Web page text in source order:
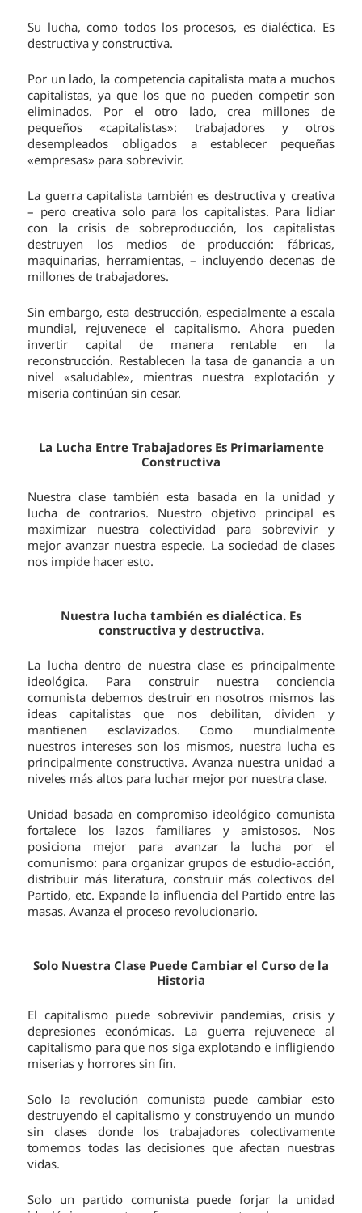
Su lucha, como todos los procesos, es dialéctica. Es
destructiva y constructiva.
Por un lado, la competencia capitalista mata a muchos
capitalistas, ya que los que no pueden competir son
eliminados. Por el otro lado, crea millones de
pequeños «capitalistas»: trabajadores y otros
desempleados obligados a establecer pequeñas
«empresas» para sobrevivir.
La guerra capitalista también es destructiva y creativa
– pero creativa solo para los capitalistas. Para lidiar
con la crisis de sobreproducción, los capitalistas
destruyen los medios de producción: fábricas,
maquinarias, herramientas, – incluyendo decenas de
millones de trabajadores.
Sin embargo, esta destrucción, especialmente a escala
mundial, rejuvenece el capitalismo. Ahora pueden
invertir capital de manera rentable en la
reconstrucción. Restablecen la tasa de ganancia a un
nivel «saludable», mientras nuestra explotación y
miseria continúan sin cesar.
La Lucha Entre Trabajadores Es Primariamente
Constructiva
Nuestra clase también esta basada en la unidad y
lucha de contrarios. Nuestro objetivo principal es
maximizar nuestra colectividad para sobrevivir y
mejor avanzar nuestra especie. La sociedad de clases
nos impide hacer esto.
Nuestra lucha también es dialéctica. Es
constructiva y destructiva.
La lucha dentro de nuestra clase es principalmente
ideológica. Para construir nuestra conciencia
comunista debemos destruir en nosotros mismos las
ideas capitalistas que nos debilitan, dividen y
mantienen esclavizados. Como mundialmente
nuestros intereses son los mismos, nuestra lucha es
principalmente constructiva. Avanza nuestra unidad a
niveles más altos para luchar mejor por nuestra clase.
Unidad basada en compromiso ideológico comunista
fortalece los lazos familiares y amistosos. Nos
posiciona mejor para avanzar la lucha por el
comunismo: para organizar grupos de estudio-acción,
distribuir más literatura, construir más colectivos del
Partido, etc. Expande la influencia del Partido entre las
masas. Avanza el proceso revolucionario.
Solo Nuestra Clase Puede Cambiar el Curso de la
Historia
El capitalismo puede sobrevivir pandemias, crisis y
depresiones económicas. La guerra rejuvenece al
capitalismo para que nos siga explotando e infligiendo
miserias y horrores sin fin.
Solo la revolución comunista puede cambiar esto
destruyendo el capitalismo y construyendo un mundo
sin clases donde los trabajadores colectivamente
tomemos todas las decisiones que afectan nuestras
vidas.
Solo un partido comunista puede forjar la unidad